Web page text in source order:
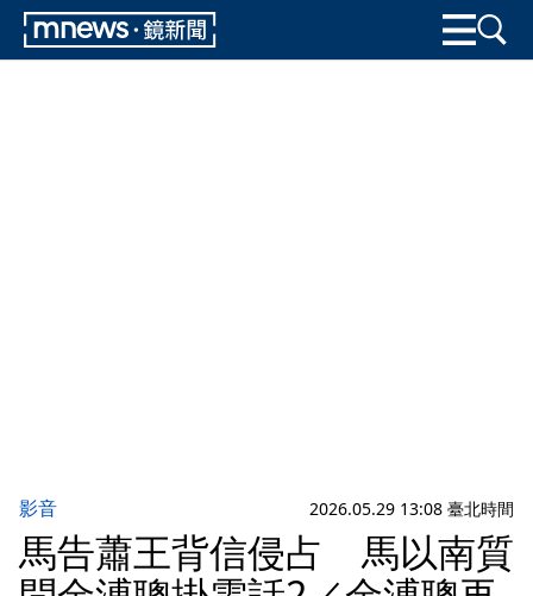
影音 2026.05.29 13:08 臺北時間
馬告蕭王背信侵占 馬以南質